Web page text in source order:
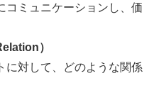
ミュニケーションし、価
）
対して、どのような関係